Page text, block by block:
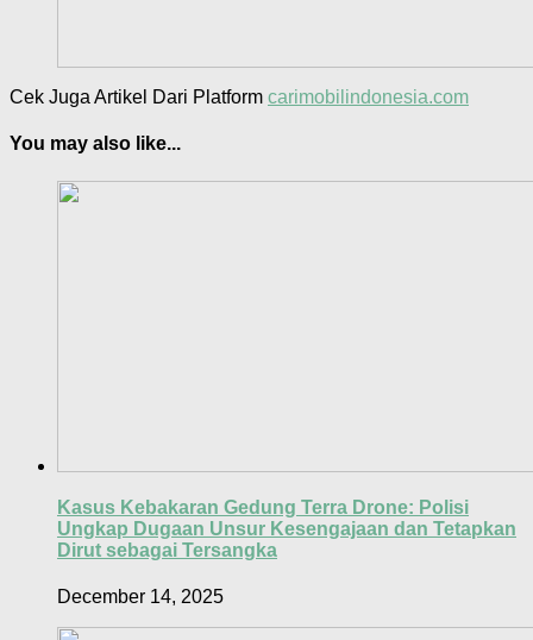
Cek Juga Artikel Dari Platform carimobilindonesia.com
You may also like...
Kasus Kebakaran Gedung Terra Drone: Polisi
Ungkap Dugaan Unsur Kesengajaan dan Tetapkan
Dirut sebagai Tersangka
December 14, 2025